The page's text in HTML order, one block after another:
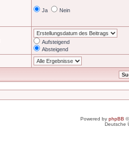
Ja Nein
Aufsteigend
Absteigend
Powered by phpBB
Deutsche